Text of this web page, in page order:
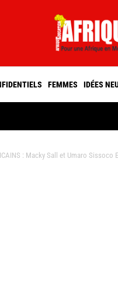
FEMMES IDÉES
: Macky Sall et Umaro